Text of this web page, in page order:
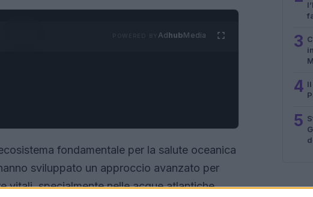
AdhubMedia
fondamentale per la salute oceanica
sviluppato un approccio avanzato per
vitali, specialmente nelle acque atlantiche,
3
4
5